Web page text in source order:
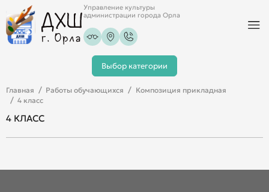
Управление культуры
администрации города Орла
Выбор категории
Главная Работы обучающихся
Композиция прикладная
4 класс
4 КЛАСС